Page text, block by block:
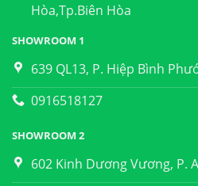
Hòa,Tp.Biên Hòa
SHOWROOM 1
639 QL13, P. Hiệp Bình
0916518127
SHOWROOM 2
602 Kinh Dương Vương, P.